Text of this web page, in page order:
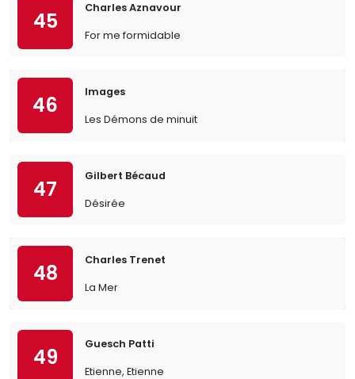
45
Charles Aznavour
For me formidable
46
Images
Les Démons de minuit
47
Gilbert Bécaud
Désirée
48
Charles Trenet
La Mer
49
Guesch Patti
Etienne, Etienne